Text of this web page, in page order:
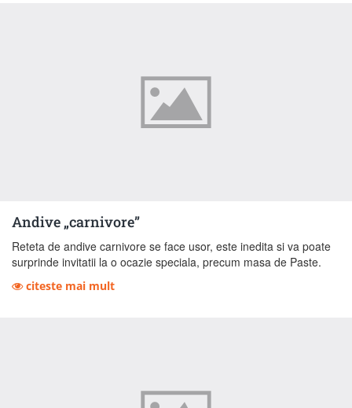
Andive „carnivore”
Reteta de andive carnivore se face usor, este inedita si va poate
surprinde invitatii la o ocazie speciala, precum masa de Paste.
citeste mai mult